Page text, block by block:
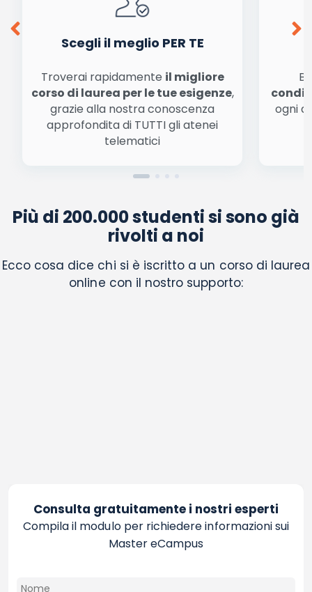
finalità di marketing diretto con modalità
Scegli il meglio PER TE
Troverai rapidamente il migliore
corso di laurea per le tue esigenze,
grazie alla nostra conoscenza
approfondita di TUTTI gli atenei
telematici
ogni
Più di 200.000 studenti si sono già
rivolti a noi
Ecco cosa dice chi si è iscritto a un corso di laurea
online con il nostro supporto:
Consulta gratuitamente i nostri esperti
Compila il modulo per richiedere informazioni sui
Master eCampus